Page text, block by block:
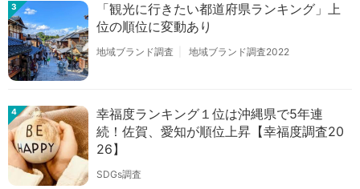
3
「観光に行きたい都道府県ランキング」上
位の順位に変動あり
地域ブランド調査 地域ブランド調査2022
4
幸福度ランキング１位は沖縄県で5年連
続！佐賀、愛知が順位上昇【幸福度調査20
26】
SDGs調査